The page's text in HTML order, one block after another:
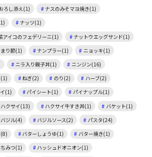
ろし添え(1)
ナスのみそマヨ焼き(1)
ナッツ(1)
アイコのフェデリーニ(1)
ナットウエッグサンド(1)
り節(1) ナンプラー(1)
ニョッキ(1)
ニラ入り親子丼(1)
ニンジン(16)
ねぎ(2) のり(2)
ハーブ(2)
(1) パイシート(1)
パイナップル(1)
ハクサイ(13) ハクサイ牛すき丼(1)
バケット(1)
バジル(4) バジルソース(2)
パスタ(24)
バターしょうゆ(1)
バター焼き(1)
みつ(1)
ハッシュドオニオン(1)